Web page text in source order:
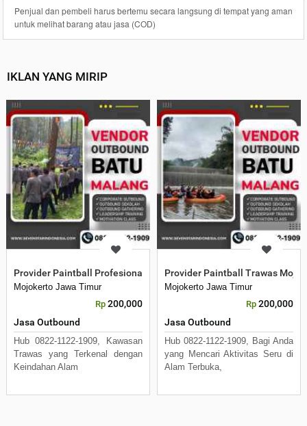
Penjual dan pembeli harus bertemu secara langsung di tempat yang aman
untuk melihat barang atau jasa (COD)
IKLAN YANG MIRIP
Provider Paintball Profesional Trawas
Mojokerto Jawa Timur
Rp 200,000
Jasa Outbound
Hub 0822-1122-1909, Kawasan
Trawas yang Terkenal dengan
Keindahan Alam
Provider Paintball Trawas
Mojokerto Jawa Timur
Rp 200,000
Jasa Outbound
Hub 0822-1122-1909, Bagi Anda
yang Mencari Aktivitas Seru di
Alam Terbuka,